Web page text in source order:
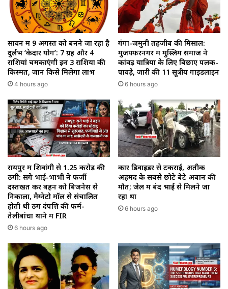
सावन में 9 अगस्त को बनने जा रहा है
दुर्लभ ‘केदार योग’: 7 ग्रह और 4
राशियां चमकाएंगी इन 3 राशियों की
किस्मत, जानें किसे मिलेगा लाभ
4 hours ago
गंगा-जमुनी तहज़ीब की मिसाल:
मुजफ्फरनगर में मुस्लिम समाज ने
कांवड़ यात्रियों के लिए बिछाए पलक-
पावड़े, जारी की 11 सूत्रीय गाइडलाइन
6 hours ago
रायपुर में शिवांगी से 1.25 करोड़ की
ठगी: सगे भाई-भाभी ने फर्जी
दस्तखत कर बहन को बिजनेस से
निकाला, मैग्नेटो मॉल से संचालित
होती थी ठग दंपत्ति की फर्म-
तेलीबांधा थाने में FIR
6 hours ago
कार डिवाइडर से टकराई, अतीक
अहमद के सबसे छोटे बेटे अबान की
मौत; जेल में बंद भाई से मिलने जा
रहा था
6 hours ago